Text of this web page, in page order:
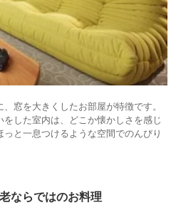
窓を大きくしたお部屋が特徴です。
した室内は、どこか懐かしさを感じ
と一息つけるような空間でのんびり
ならではのお料理